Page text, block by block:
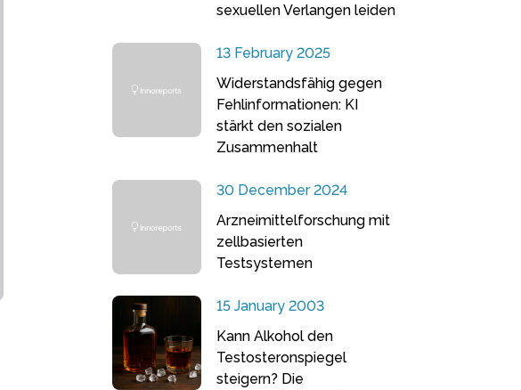
sexuellen Verlangen leiden
13 February 2025
Widerstandsfähig gegen
Fehlinformationen: KI
stärkt den sozialen
Zusammenhalt
30 December 2024
Arzneimittelforschung mit
zellbasierten
Testsystemen
15 January 2003
Kann Alkohol den
Testosteronspiegel
steigern? Die